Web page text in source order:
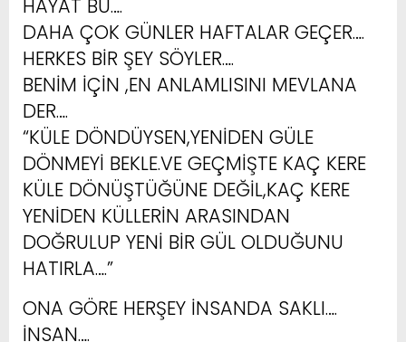
HAYAT BU….
DAHA ÇOK GÜNLER HAFTALAR GEÇER….
HERKES BİR ŞEY SÖYLER….
BENİM İÇİN ,EN ANLAMLISINI MEVLANA
DER….
“KÜLE DÖNDÜYSEN,YENİDEN GÜLE
DÖNMEYİ BEKLE.VE GEÇMİŞTE KAÇ KERE
KÜLE DÖNÜŞTÜĞÜNE DEĞİL,KAÇ KERE
YENİDEN KÜLLERİN ARASINDAN
DOĞRULUP YENİ BİR GÜL OLDUĞUNU
HATIRLA….”
ONA GÖRE HERŞEY İNSANDA SAKLI….
İNSAN….